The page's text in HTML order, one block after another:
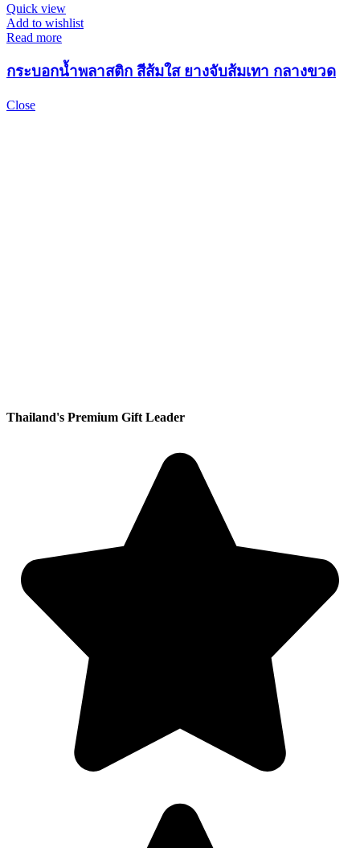
Quick view
Add to wishlist
Read more
กระบอกน้ำพลาสติก สีส้มใส ยางจับส้มเทา กลางขวด
Close
Thailand's Premium Gift Leader